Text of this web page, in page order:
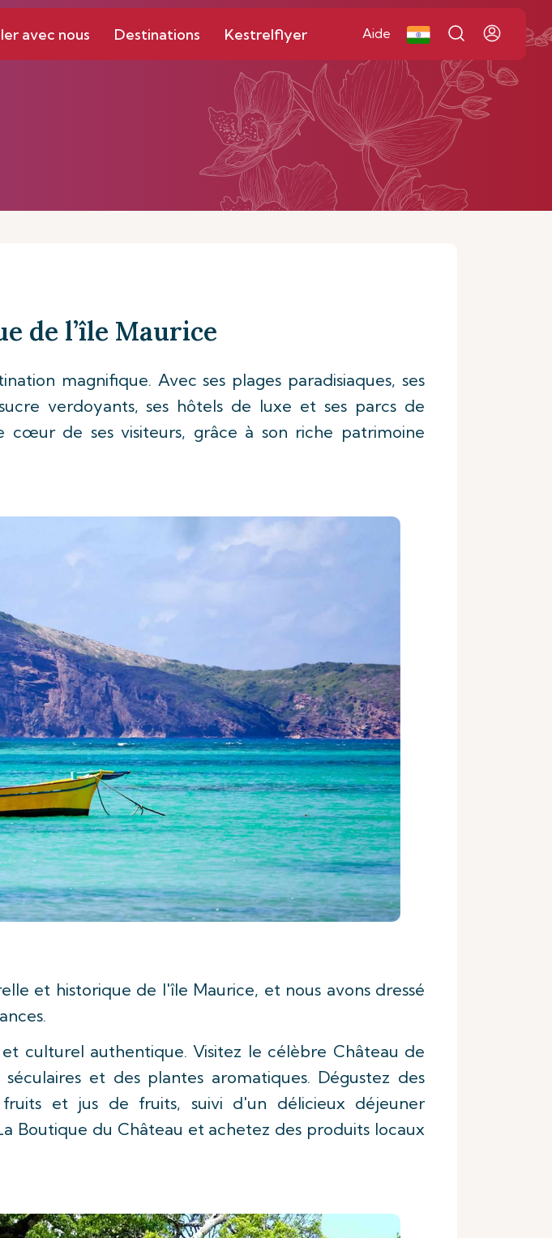
avec nous Destinations Kestrelflyer Aide
de l’île Maurice
magnifique. Avec ses plages paradisiaques, ses
verdoyants, ses hôtels de luxe et ses parcs de
cœur de ses visiteurs, grâce à son riche patrimoine
et historique de l'île Maurice, et nous avons dressé
culturel authentique. Visitez le célèbre Château de
et des plantes aromatiques. Dégustez des
et jus de fruits, suivi d'un délicieux déjeuner
Boutique du Château et achetez des produits locaux